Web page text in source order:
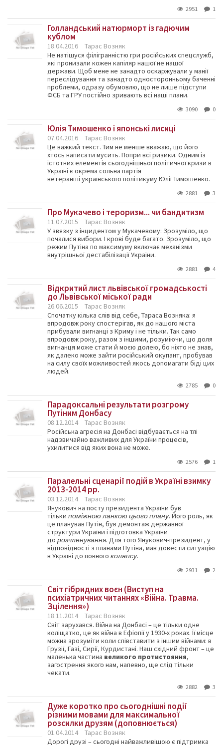
2951 1
Голландський натюрморт із гадючим
кублом
18.04.2016
Тарас Возняк
Не натішуся філігранністю гри російських спецслужб,
які пронизали кожен капіляр нашої не нашої
держави. Щоб мене не занадто оскаржували у манії
переслідування та занадто односторонньому баченні
проблеми, одразу обумовлю, що не лише підступи
ФСБ та ГРУ постійно зривають всі наші плани.
3090 0
Юлія Тимошенко і японські лисиці
07.04.2016
Тарас Возняк
Це важкий текст. Тим не менше вважаю, що його
хтось написати мусить. Попри всі ризики. Одним із
істотних елементів сьогоднішньої політичної кризи в
Україні є окрема сольна партія
ветеранші українського політикуму Юлії Тимошенко.
2881 3
Про Мукачево і тероризм... чи бандитизм
11.07.2015
Тарас Возняк
У звязку з інцидентом у Мукачевому: Зрозуміло, що
почалися вибори. І крові буде багато. Зрозуміло, що
режим Путіна по максимуму включає механізми
внутрішньої дестабілізації України.
2881 4
Відкритий лист львівської громадськості
до Львівської міської ради
26.06.2015
Тарас Возняк
Спочатку кілька слів від себе, Тараса Возняка: я
впродовж року спостерігав, як до нашого міста
прибували вигнанці з Криму і не тільки. Так само
впродовж року, разом з іншими, розуміючи, що доля
вигнанця може стати й моєю долею, бо ніхто не знав,
як далеко може зайти російський окупант, пробував
на силу своїх можливостей якось допомагати біді цих
людей.
2785 0
Парадоксальні результати розгрому
Путіним Донбасу
08.12.2014
Тарас Возняк
Російська агресія на Донбасі відбувається на тлі
надзвичайно важливих для України процесів,
ухилитися від яких вона не може.
2576 1
Паралельні сценарії подій в Україні взимку
2013-2014 рр.
03.12.2014
Тарас Возняк
Янукович на посту президента України був
тільки поміжною ланкою цього плану. Його роль, як
це планував Путін, був демонтаж державної
структури України і підготовка України
до розчленування. Для того Янукович-президент, у
відповідності з планами Путіна, мав довести ситуацію
в Україні до повного колапсу.
2931 2
Світ гібридних воєн (Виступ на
психіатричних читаннях «Війна. Травма.
Зцілення»)
18.11.2014
Тарас Возняк
Світ зарухався. Війна на Донбасі – це тільки одне
коліщатко, це як війна в Ефіопії у 1930-х роках. Її місце
можна зрозуміти коли співставити з іншим війнами: в
Грузії, Газі, Сирії, Курдистані. Наш східний фронт – це
маленька частина великого протистояння,
загострення якого нам, напевно, ще слід тільки
чекати.
2882 3
Дуже коротко про сьогоднішні події
різними мовами для максимальної
розсилки друзям (доповнюється)
01.04.2014
Тарас Возняк
Дорогі друзі – сьогодні найважливішою є підтримка